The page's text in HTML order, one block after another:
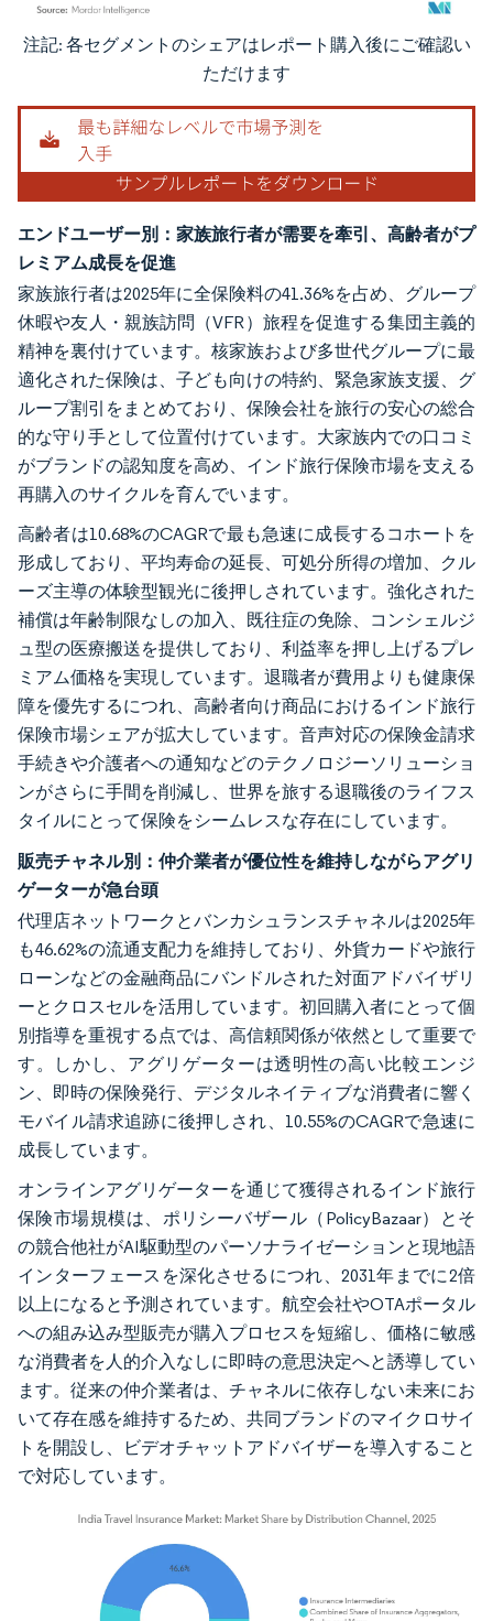
画像 © Mordor Intelligence。再利用にはCC BY 4.0の表示が必要です。
注記: 各セグメントのシェアはレポート購入後にご確認い
ただけます
エンドユーザー別：家族旅行者が需要を牽引、高齢者がプ
レミアム成長を促進
家族旅行者は2025年に全保険料の41.36%を占め、グループ
休暇や友人・親族訪問（VFR）旅程を促進する集団主義的
精神を裏付けています。核家族および多世代グループに最
適化された保険は、子ども向けの特約、緊急家族支援、グ
ループ割引をまとめており、保険会社を旅行の安心の総合
的な守り手として位置付けています。大家族内での口コミ
がブランドの認知度を高め、インド旅行保険市場を支える
再購入のサイクルを育んでいます。
高齢者は10.68%のCAGRで最も急速に成長するコホートを
形成しており、平均寿命の延長、可処分所得の増加、クル
ーズ主導の体験型観光に後押しされています。強化された
補償は年齢制限なしの加入、既往症の免除、コンシェルジ
ュ型の医療搬送を提供しており、利益率を押し上げるプレ
ミアム価格を実現しています。退職者が費用よりも健康保
障を優先するにつれ、高齢者向け商品におけるインド旅行
保険市場シェアが拡大しています。音声対応の保険金請求
手続きや介護者への通知などのテクノロジーソリューショ
ンがさらに手間を削減し、世界を旅する退職後のライフス
タイルにとって保険をシームレスな存在にしています。
販売チャネル別：仲介業者が優位性を維持しながらアグリ
ゲーターが急台頭
代理店ネットワークとバンカシュランスチャネルは2025年
も46.62%の流通支配力を維持しており、外貨カードや旅行
ローンなどの金融商品にバンドルされた対面アドバイザリ
ーとクロスセルを活用しています。初回購入者にとって個
別指導を重視する点では、高信頼関係が依然として重要で
す。しかし、アグリゲーターは透明性の高い比較エンジ
ン、即時の保険発行、デジタルネイティブな消費者に響く
モバイル請求追跡に後押しされ、10.55%のCAGRで急速に
成長しています。
オンラインアグリゲーターを通じて獲得されるインド旅行
保険市場規模は、ポリシーバザール（PolicyBazaar）とそ
の競合他社がAI駆動型のパーソナライゼーションと現地語
インターフェースを深化させるにつれ、2031年までに2倍
以上になると予測されています。航空会社やOTAポータル
への組み込み型販売が購入プロセスを短縮し、価格に敏感
な消費者を人的介入なしに即時の意思決定へと誘導してい
ます。従来の仲介業者は、チャネルに依存しない未来にお
いて存在感を維持するため、共同ブランドのマイクロサイ
トを開設し、ビデオチャットアドバイザーを導入すること
で対応しています。